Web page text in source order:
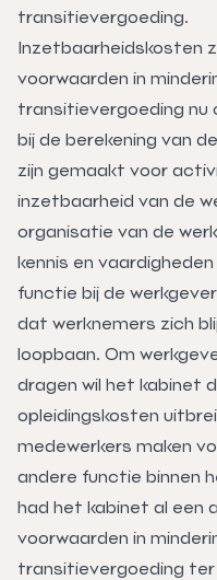
transitievergoeding.
Inzetbaarheidskosten
voorwaarden in
transitievergoeding nu
bij de berekening van
zijn gemaakt voor
inzetbaarheid van de
organisatie van de
kennis en
functie bij de
dat werknemers zich
loopbaan. Om
dragen wil het kabinet
opleidingskosten
medewerkers maken
andere functie binnen
had het kabinet al een
voorwaarden in
transitievergoeding